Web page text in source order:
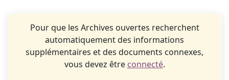
Pour que les Archives ouvertes recherchent
automatiquement des informations
supplémentaires et des documents connexes,
vous devez être connecté.